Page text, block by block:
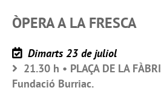
ÒPERA A LA FRESCA
Dimarts 23 de juliol
21.30 h • PLAÇA DE LA
Fundació Burriac.